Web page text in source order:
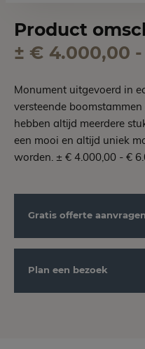
Product
± € 4.000,00
Monument uitgevoerd in
versteende
hebben altijd meerdere
een mooi en altijd uniek
worden. ± € 4.000,00 - €
Gratis offerte aanvragen
Plan een bezoek